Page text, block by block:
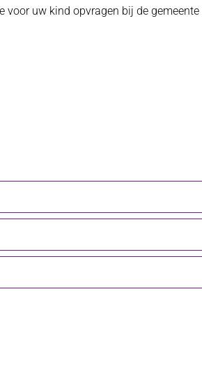
voor uw kind opvragen bij de gemeente